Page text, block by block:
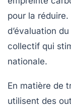
pour la
d’évaluation du
collectif qui
nationale.
En matière de
utilisent des